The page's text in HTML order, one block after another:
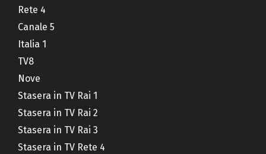
Rete 4
Canale 5
Italia 1
TV8
Nove
Stasera in TV Rai 1
Stasera in TV Rai 2
Stasera in TV Rai 3
Stasera in TV Rete 4